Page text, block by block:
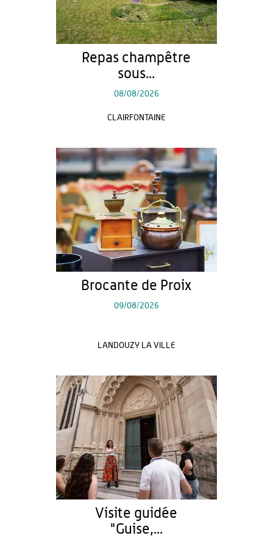
Repas champêtre
sous...
08/08/2026
CLAIRFONTAINE
Brocante de Proix
09/08/2026
LANDOUZY LA VILLE
Visite guidée
"Guise,...